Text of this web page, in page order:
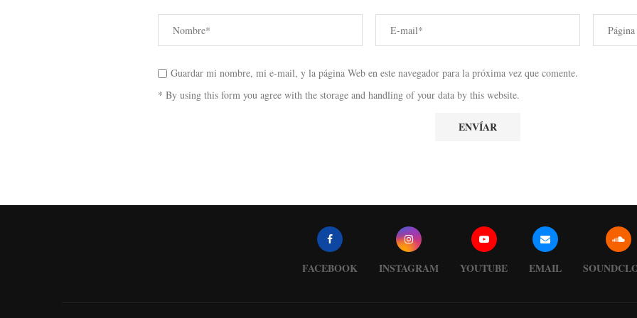
Guardar mi nombre, mi e-mail, y la página Web en este navegador para la próxima vez que comente.
* By using this form you agree with the storage and handling of your data by this website.
FACEBOOK INSTAGRAM YOUTUBE EMAIL